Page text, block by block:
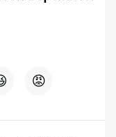
😡